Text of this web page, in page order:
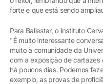
forte e que está sendo
Para Ballester, o Instituto
"É muito interessante
muito à comunidade da
com a exposição de cartazes
há poucos dias. Podemos
exemplo, as provas de